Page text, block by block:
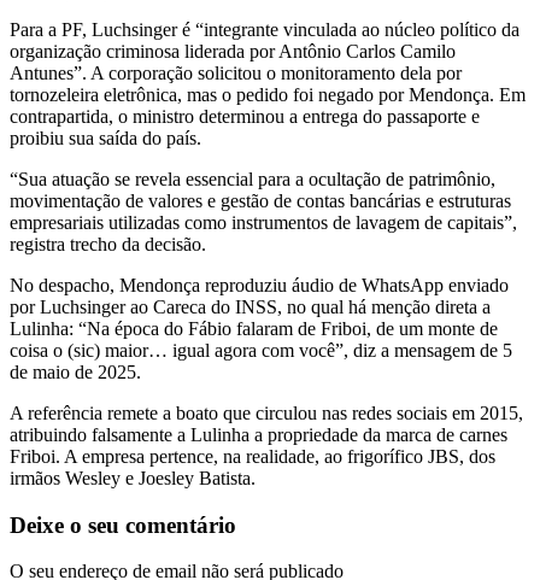
Para a PF, Luchsinger é “integrante vinculada ao núcleo político da
organização criminosa liderada por Antônio Carlos Camilo
Antunes”. A corporação solicitou o monitoramento dela por
tornozeleira eletrônica, mas o pedido foi negado por Mendonça. Em
contrapartida, o ministro determinou a entrega do passaporte e
proibiu sua saída do país.
“Sua atuação se revela essencial para a ocultação de patrimônio,
movimentação de valores e gestão de contas bancárias e estruturas
empresariais utilizadas como instrumentos de lavagem de capitais”,
registra trecho da decisão.
No despacho, Mendonça reproduziu áudio de WhatsApp enviado
por Luchsinger ao Careca do INSS, no qual há menção direta a
Lulinha: “Na época do Fábio falaram de Friboi, de um monte de
coisa o (sic) maior… igual agora com você”, diz a mensagem de 5
de maio de 2025.
A referência remete a boato que circulou nas redes sociais em 2015,
atribuindo falsamente a Lulinha a propriedade da marca de carnes
Friboi. A empresa pertence, na realidade, ao frigorífico JBS, dos
irmãos Wesley e Joesley Batista.
Deixe o seu comentário
O seu endereço de email não será publicado